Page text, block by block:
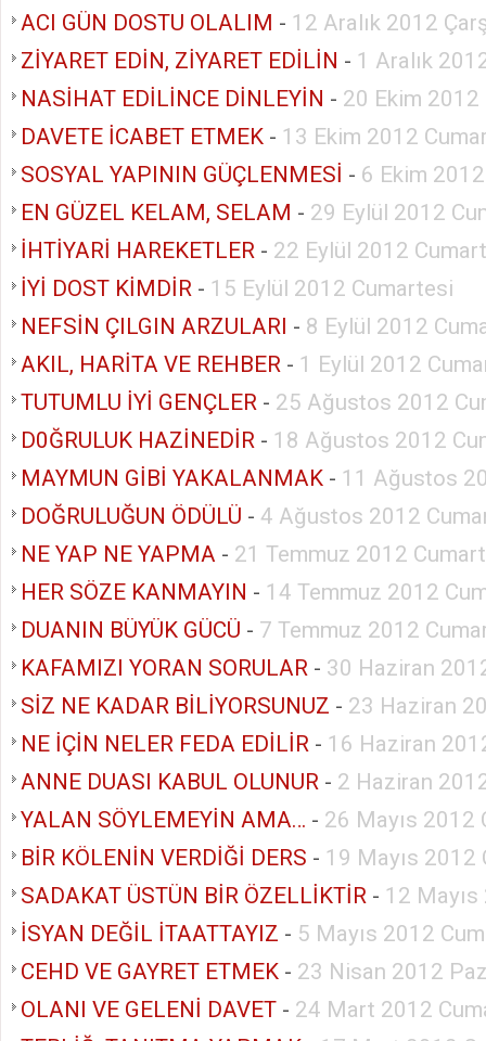
ACI GÜN DOSTU OLALIM - 12 Aralık 2012
ZİYARET EDİN, ZİYARET EDİLİN - 1 Aralık
NASİHAT EDİLİNCE DİNLEYİN - 20 Ekim
DAVETE İCABET ETMEK - 13 Ekim 2012
SOSYAL YAPININ GÜÇLENMESİ - 6 Ekim
EN GÜZEL KELAM, SELAM - 29 Eylül 2012
İHTİYARİ HAREKETLER - 22 Eylül 2012
İYİ DOST KİMDİR - 15 Eylül 2012 Cumartesi
NEFSİN ÇILGIN ARZULARI - 8 Eylül 2012
AKIL, HARİTA VE REHBER - 1 Eylül 2012
TUTUMLU İYİ GENÇLER - 25 Ağustos 2012
D0ĞRULUK HAZİNEDİR - 18 Ağustos 2012
MAYMUN GİBİ YAKALANMAK - 11 Ağustos
DOĞRULUĞUN ÖDÜLÜ - 4 Ağustos 2012
NE YAP NE YAPMA - 21 Temmuz 2012
HER SÖZE KANMAYIN - 14 Temmuz 2012
DUANIN BÜYÜK GÜCÜ - 7 Temmuz 2012
KAFAMIZI YORAN SORULAR - 30 Haziran
SİZ NE KADAR BİLİYORSUNUZ - 23 Haziran
NE İÇİN NELER FEDA EDİLİR - 16 Haziran
ANNE DUASI KABUL OLUNUR - 2 Haziran
YALAN SÖYLEMEYİN AMA… - 26 Mayıs 2012
BİR KÖLENİN VERDİĞİ DERS - 19 Mayıs 2012
SADAKAT ÜSTÜN BİR ÖZELLİKTİR - 12
İSYAN DEĞİL İTAATTAYIZ - 5 Mayıs 2012
CEHD VE GAYRET ETMEK - 23 Nisan 2012
OLANI VE GELENİ DAVET - 24 Mart 2012